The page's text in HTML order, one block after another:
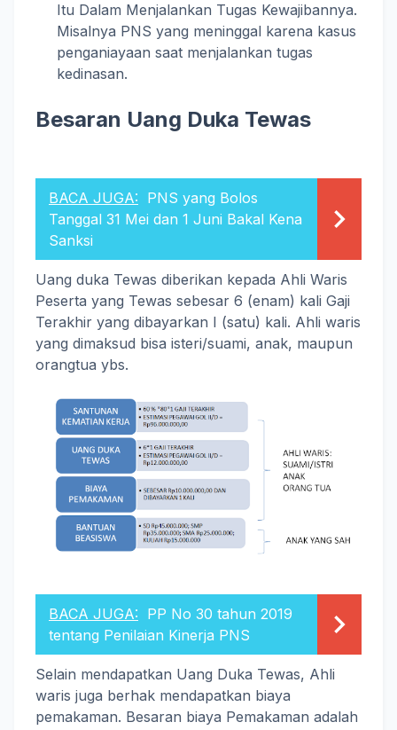
Itu Dalam Menjalankan Tugas Kewajibannya.
Misalnya PNS yang meninggal karena kasus
penganiayaan saat menjalankan tugas
kedinasan.
Besaran Uang Duka Tewas
BACA JUGA: PNS yang Bolos
Tanggal 31 Mei dan 1 Juni Bakal Kena
Sanksi
Uang duka Tewas diberikan kepada Ahli Waris
Peserta yang Tewas sebesar 6 (enam) kali Gaji
Terakhir yang dibayarkan I (satu) kali. Ahli waris
yang dimaksud bisa isteri/suami, anak, maupun
orangtua ybs.
BACA JUGA: PP No 30 tahun 2019
tentang Penilaian Kinerja PNS
Selain mendapatkan Uang Duka Tewas, Ahli
waris juga berhak mendapatkan biaya
pemakaman. Besaran biaya Pemakaman adalah